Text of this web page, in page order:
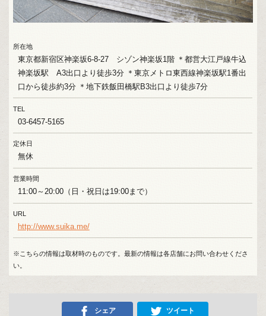
所在地
東京都新宿区神楽坂6-8-27 シゾン神楽坂1階 ＊都営大江戸線牛込
神楽坂駅 A3出口より徒歩3分 ＊東京メトロ東西線神楽坂駅1番出
口から徒歩約3分 ＊地下鉄飯田橋駅B3出口より徒歩7分
TEL
03-6457-5165
定休日
無休
営業時間
11:00～20:00（日・祝日は19:00まで）
URL
http://www.suika.me/
※こちらの情報は取材時のものです。最新の情報は各店舗にお問い合わせくださ
い。
シェア ツイート